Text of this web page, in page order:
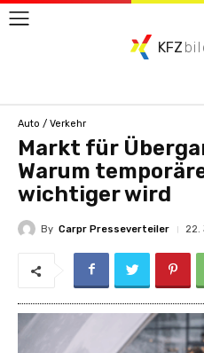
KFZ
Auto / Verkehr
Markt für
Warum
wichtiger wird
By Carpr Presseverteiler 22.